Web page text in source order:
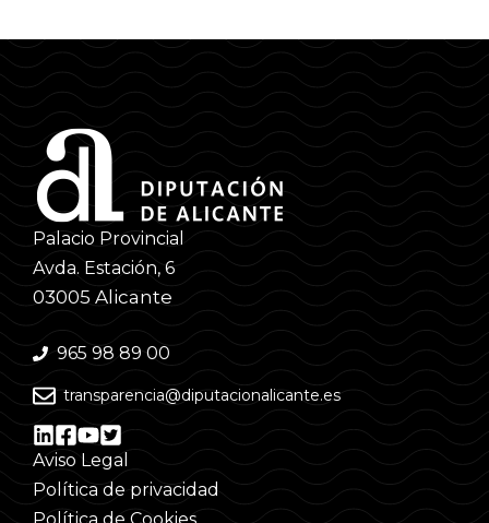
Palacio Provincial
Avda. Estación, 6
03005 Alicante
965 98 89 00
transparencia@diputacionalicante.es
Aviso Legal
Política de privacidad
Política de Cookies